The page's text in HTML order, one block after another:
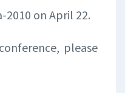
2010 on April 22.
please